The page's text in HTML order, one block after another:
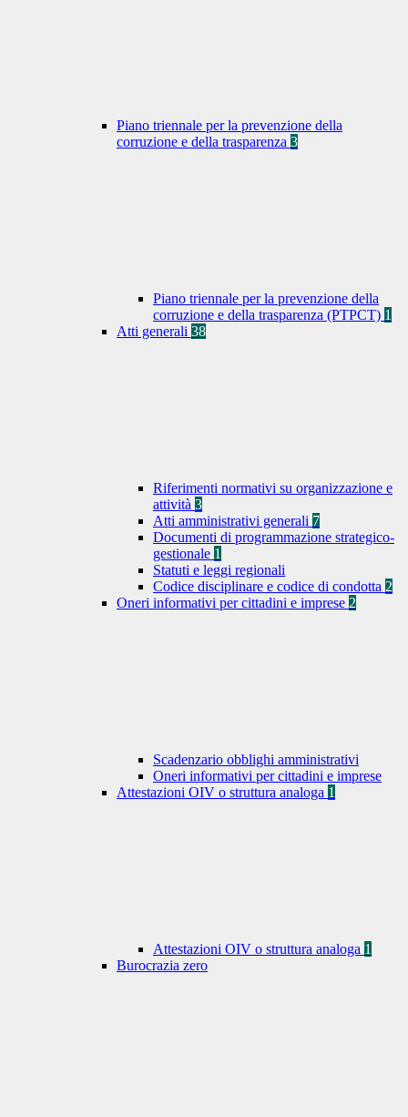
Piano triennale per la prevenzione della
corruzione e della trasparenza 3
Piano triennale per la prevenzione della
corruzione e della trasparenza (PTPCT) 1
Atti generali 38
Riferimenti normativi su organizzazione e
attività 3
Atti amministrativi generali 7
Documenti di programmazione strategico-
gestionale 1
Statuti e leggi regionali
Codice disciplinare e codice di condotta 2
Oneri informativi per cittadini e imprese 2
Scadenzario obblighi amministrativi
Oneri informativi per cittadini e imprese
Attestazioni OIV o struttura analoga 1
Attestazioni OIV o struttura analoga 1
Burocrazia zero